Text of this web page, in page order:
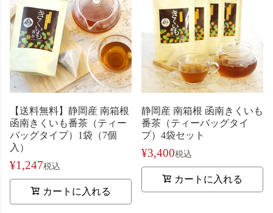
【送料無料】静岡産 南箱根
函南きくいも番茶（ティー
バッグタイプ）1袋（7個
入）
¥1,247税込
カートに入れる
静岡産 南箱根 函南きくいも
番茶（ティーバッグタイ
プ）4袋セット
¥3,400税込
カートに入れる